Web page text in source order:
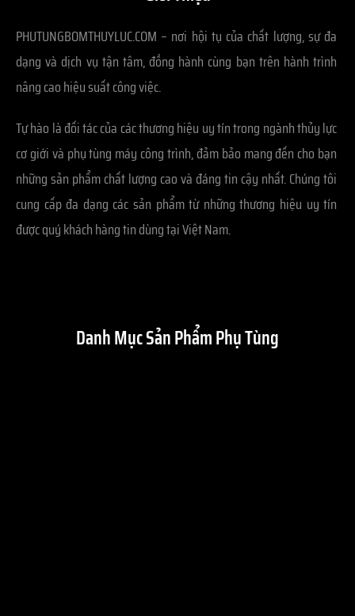
PHUTUNGBOMTHUYLUC.COM – nơi hội tụ của chất lượng, sự đa
dạng và dịch vụ tận tâm, đồng hành cùng bạn trên hành trình
nâng cao hiệu suất công việc.
Tự hào là đối tác của các thương hiệu uy tín trong ngành thủy lực
cơ giới và phụ tùng máy công trình, đảm bảo mang đến cho bạn
những sản phẩm chất lượng cao và đáng tin cậy nhất. Chúng tôi
cung cấp đa dạng các sản phẩm từ những thương hiệu uy tín
được quý khách hàng tin dùng tại Việt Nam.
Danh Mục Sản Phẩm Phụ Tùng